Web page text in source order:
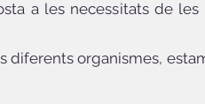
a les necessitats de les
organismes,